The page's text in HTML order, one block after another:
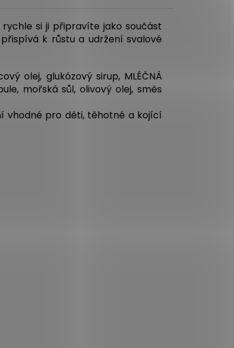
si ji připravíte jako součást
k růstu a udržení svalové
olej, glukózový sirup, MLÉČNÁ
mořská sůl, olivový olej, směs
vhodné pro děti, těhotné a kojící